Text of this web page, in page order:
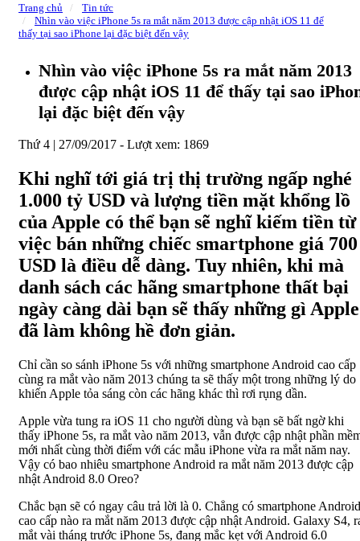
Trang chủ
Tin tức
Nhìn vào việc iPhone 5s ra mắt năm 2013 được cập nhật iOS 11 để
thấy tại sao iPhone lại đặc biệt đến vậy
Nhìn vào việc iPhone 5s ra mắt năm 2013
được cập nhật iOS 11 để thấy tại sao
lại đặc biệt đến vậy
Thứ 4 | 27/09/2017 - Lượt xem: 1869
Khi nghĩ tới giá trị thị trường ngấp nghé
1.000 tỷ USD và lượng tiền mặt khổng lồ
của Apple có thể bạn sẽ nghĩ kiếm tiền từ
việc bán những chiếc smartphone giá 700
USD là điều dễ dàng. Tuy nhiên, khi mà
danh sách các hãng smartphone thất bại
ngày càng dài bạn sẽ thấy những gì Apple
đã làm không hề đơn giản.
Chỉ cần so sánh iPhone 5s với những smartphone Android cao cấp
cùng ra mắt vào năm 2013 chúng ta sẽ thấy một trong những lý do
khiến Apple tỏa sáng còn các hãng khác thì rơi rụng dần.
Apple vừa tung ra iOS 11 cho người dùng và bạn sẽ bất ngờ khi
thấy iPhone 5s, ra mắt vào năm 2013, vẫn được cập nhật phần
mới nhất cùng thời điểm với các mẫu iPhone vừa ra mắt năm nay.
Vậy có bao nhiêu smartphone Android ra mắt năm 2013 được cập
nhật Android 8.0 Oreo?
Chắc bạn sẽ có ngay câu trả lời là 0. Chẳng có smartphone Android
cao cấp nào ra mắt năm 2013 được cập nhật Android. Galaxy S4,
mắt vài tháng trước iPhone 5s, đang mắc kẹt với Android 6.0